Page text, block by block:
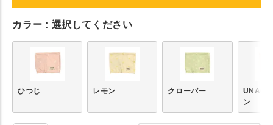
カラー 選択してください
ひつじ レモン クローバー
UNAGE
ン